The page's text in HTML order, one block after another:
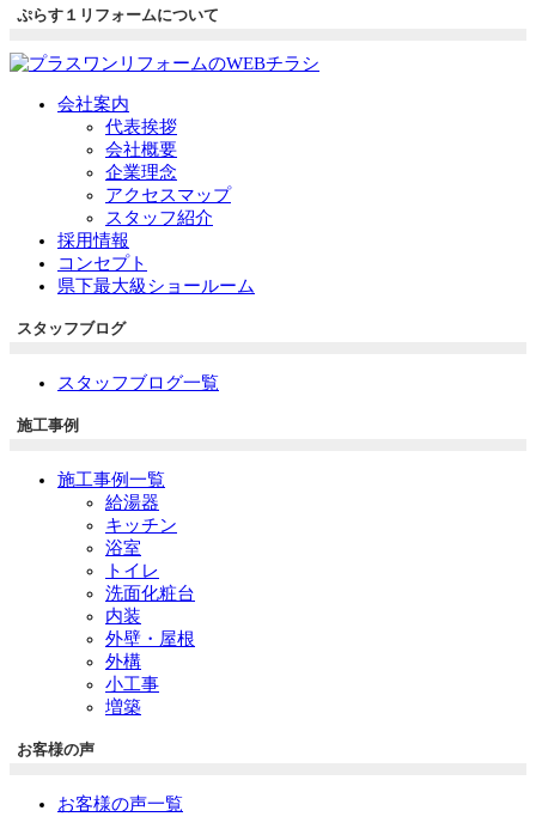
ぷらす１リフォームについて
会社案内
代表挨拶
会社概要
企業理念
アクセスマップ
スタッフ紹介
採用情報
コンセプト
県下最大級ショールーム
スタッフブログ
スタッフブログ一覧
施工事例
施工事例一覧
給湯器
キッチン
浴室
トイレ
洗面化粧台
内装
外壁・屋根
外構
小工事
増築
お客様の声
お客様の声一覧